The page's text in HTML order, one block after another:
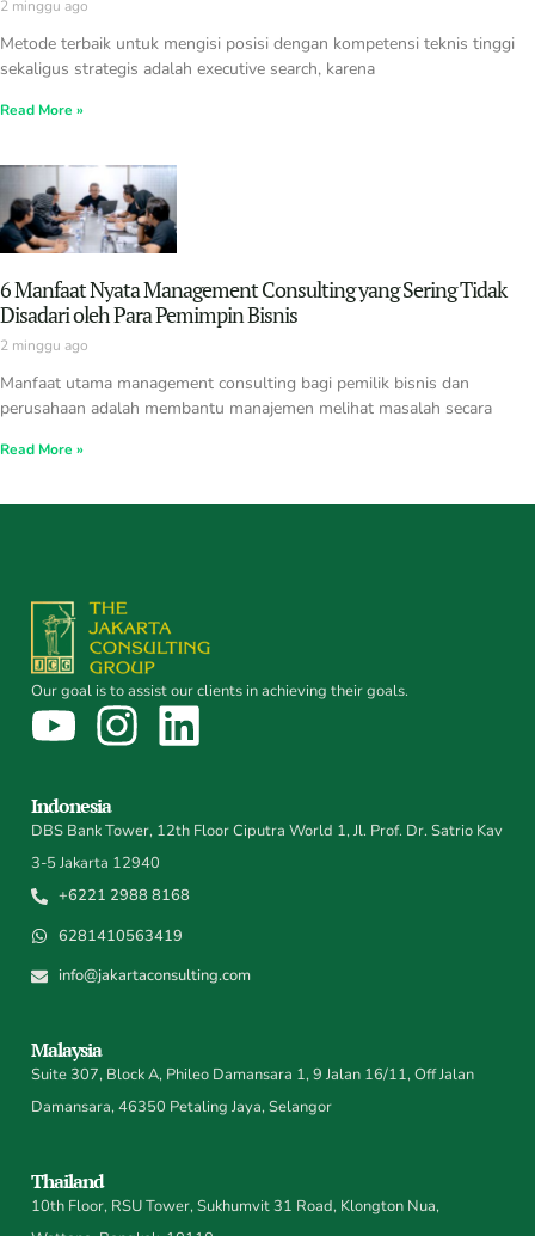
2 minggu ago
Metode terbaik untuk mengisi posisi dengan kompetensi teknis tinggi
sekaligus strategis adalah executive search, karena
Read More »
6 Manfaat Nyata Management Consulting yang Sering Tidak
Disadari oleh Para Pemimpin Bisnis
2 minggu ago
Manfaat utama management consulting bagi pemilik bisnis dan
perusahaan adalah membantu manajemen melihat masalah secara
Read More »
Our goal is to assist our clients in achieving their goals.
Indonesia
DBS Bank Tower, 12th Floor Ciputra World 1, Jl. Prof. Dr. Satrio Kav
3-5 Jakarta 12940
+6221 2988 8168
6281410563419
info@jakartaconsulting.com
Malaysia
Suite 307, Block A, Phileo Damansara 1, 9 Jalan 16/11, Off Jalan
Damansara, 46350 Petaling Jaya, Selangor
Thailand
10th Floor, RSU Tower, Sukhumvit 31 Road, Klongton Nua,